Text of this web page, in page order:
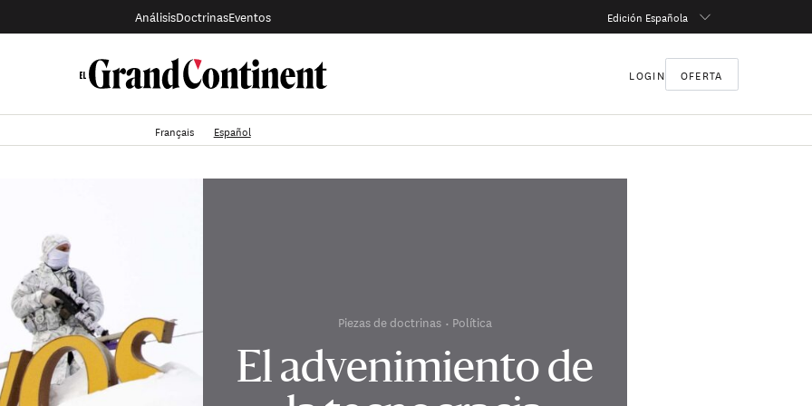
AnálisisDoctrinasEventos Edición Española
LOGIN OFERTA
Français Español
El advenimiento de
Piezas de doctrinas Política